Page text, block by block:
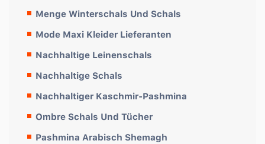
Menge Winterschals Und Schals
Mode Maxi Kleider Lieferanten
Nachhaltige Leinenschals
Nachhaltige Schals
Nachhaltiger Kaschmir-Pashmina
Ombre Schals Und Tücher
Pashmina Arabisch Shemagh